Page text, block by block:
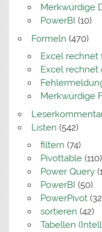
Merkwürdige
PowerBI (10)
Formeln (470)
Excel rechnet
Excel rechnet
Merkwürdige
Listen (542)
filtern (74)
Pivottable(110)
Power Query
PowerBI (50)
PowerPivot
sortieren (42)
Tabellen